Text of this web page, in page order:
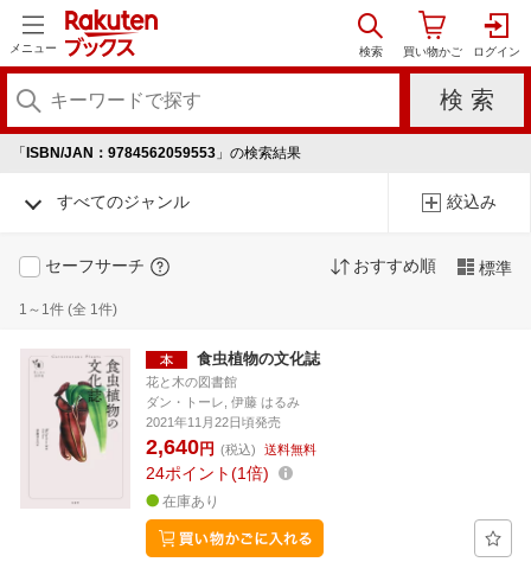
メニュー
「 ISBN/JAN：9784562059553 」の検索結果
すべてのジャンル 絞込み
セーフサーチ おすすめ順 標準
1～1件 (全 1件)
食虫植物の文化誌
花と木の図書館
ダン・トーレ, 伊藤 はるみ
2021年11月22日頃発売
2,640円 (税込) 送料無料
24ポイント 1倍
在庫あり